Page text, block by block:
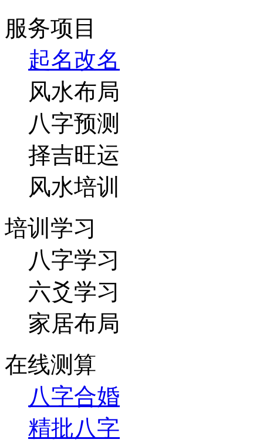
服务项目
起名改名
风水布局
八字预测
择吉旺运
风水培训
培训学习
八字学习
六爻学习
家居布局
在线测算
八字合婚
精批八字